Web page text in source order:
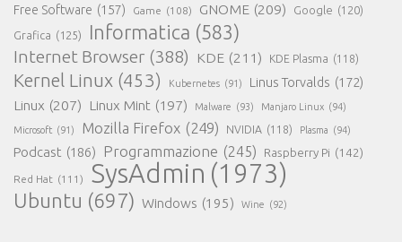
Free Software (157) Game (108) GNOME (209) Google (120)
Grafica (125) Informatica (583)
Internet Browser (388) KDE (211) KDE Plasma (118)
Kernel Linux (453) Kubernetes (91) Linus Torvalds (172)
Linux (207) Linux Mint (197) Malware (93) Manjaro Linux (94)
Microsoft (91) Mozilla Firefox (249) NVIDIA (118) Plasma (94)
Podcast (186) Programmazione (245) Raspberry Pi (142)
Red Hat (111) SysAdmin (1973)
Ubuntu (697) Windows (195) Wine (92)